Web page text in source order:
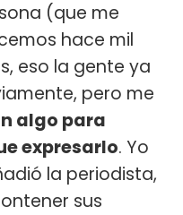
(que me
hace mil
eso la gente ya
pero me
algo para
expresarlo. Yo
la periodista,
sus